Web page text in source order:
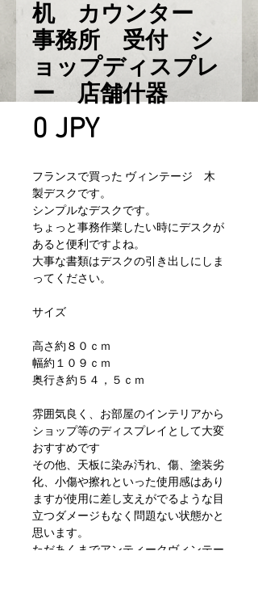
机 カウンター
事務所 受付 シ
ョップディスプレ
ー 店舗什器
0 JPYPrix
フランスで買った ヴィンテージ 木
製デスクです。
シンプルなデスクです。
ちょっと事務作業したい時にデスクが
あると便利ですよね。
大事な書類はデスクの引き出しにしま
ってください。
サイズ
高さ約８０ｃｍ
幅約１０９ｃｍ
奥行き約５４，５ｃｍ
雰囲気良く、お部屋のインテリアから
ショップ等のディスプレイとして大変
おすすめです
その他、天板に染み汚れ、傷、塗装劣
化、小傷や擦れといった使用感はあり
ますが使用に差し支えがでるような目
立つダメージもなく問題ない状態かと
思います。
ただあくまでアンティークヴィンテー